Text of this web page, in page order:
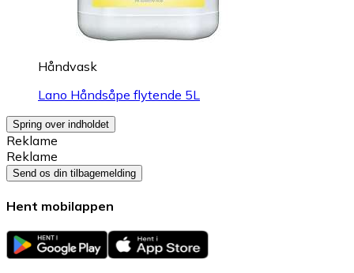
Håndvask
Lano Håndsåpe flytende 5L
Spring over indholdet
Reklame
Reklame
Send os din tilbagemelding
Hent mobilappen